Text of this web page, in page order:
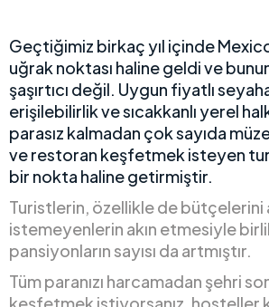
Geçtiğimiz birkaç yıl içinde
uğrak noktası haline geldi ve
şaşırtıcı değil. Uygun fiyatlı
erişilebilirlik ve sıcakkanlı yerel
parasız kalmadan çok sayıda
ve restoran keşfetmek isteyen
bir nokta haline getirmiştir.
Turistlerin, özellikle de bütçelerini
istemeyenlerin akın etmesiyle
pansiyonların sayısı da artmıştır.
Tüm paranızı harcamadan şehri